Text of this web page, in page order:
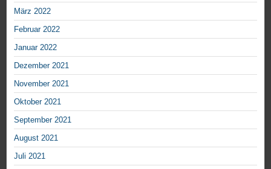
März 2022
Februar 2022
Januar 2022
Dezember 2021
November 2021
Oktober 2021
September 2021
August 2021
Juli 2021